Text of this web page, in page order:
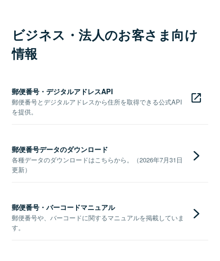
ビジネス・法人のお客さま向け
情報
郵便番号・デジタルアドレスAPI
郵便番号とデジタルアドレスから住所を取得できる公式API
を提供。
郵便番号データのダウンロード
各種データのダウンロードはこちらから。（2026年7月31日
更新）
郵便番号・バーコードマニュアル
郵便番号や、バーコードに関するマニュアルを掲載していま
す。